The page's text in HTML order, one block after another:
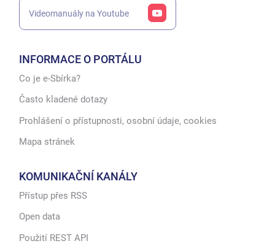
Videomanuály na Youtube
INFORMACE O PORTÁLU
Co je e-Sbírka?
Často kladené dotazy
Prohlášení o přístupnosti, osobní údaje, cookies
Mapa stránek
KOMUNIKAČNÍ KANÁLY
Přístup přes RSS
Open data
Použití REST API